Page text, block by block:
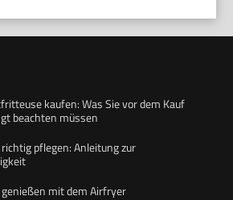
kaufen: Was Sie vor dem Kauf
beachten müssen
pflegen: Anleitung zur
mit dem Airfryer